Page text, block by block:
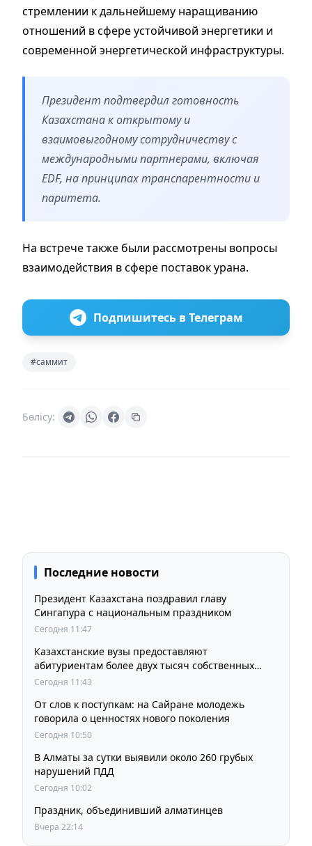
стремлении к дальнейшему наращиванию
отношений в сфере устойчивой энергетики и
современной энергетической инфраструктуры.
Президент подтвердил готовность
Казахстана к открытому и
взаимовыгодному сотрудничеству с
международными партнерами, включая
EDF, на принципах транспарентности и
паритета.
На встрече также были рассмотрены вопросы
взаимодействия в сфере поставок урана.
Подпишитесь в Телеграм
#саммит
Бөлісу:
Последние новости
Президент Казахстана поздравил главу
Сингапура с национальным праздником
Сегодня 11:47
Казахстанские вузы предоставляют
абитуриентам более двух тысяч собственных
образовательных грантов
Сегодня 11:43
От слов к поступкам: на Сайране молодежь
говорила о ценностях нового поколения
Сегодня 10:50
В Алматы за сутки выявили около 260 грубых
нарушений ПДД
Сегодня 10:02
Праздник, объединивший алматинцев
Вчера 22:14